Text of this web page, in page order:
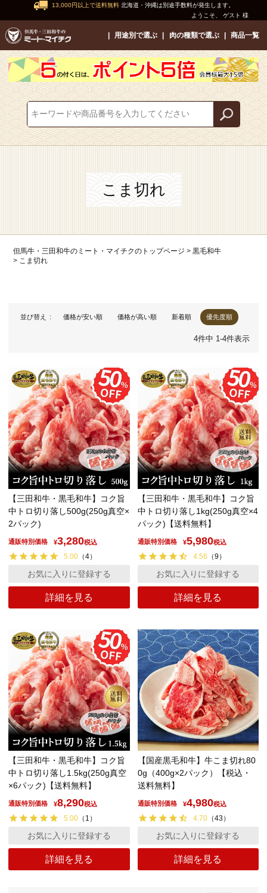
13,000円以上で送料無料 北海道・沖縄は別途手数料が発生します。
ようこそ、 ゲスト 様
用途別で選ぶ 肉の種類で選ぶ 商品一覧
こま切れ
但馬牛・三田和牛のミート・マイチクのトップページ
黒毛和牛
こま切れ
並び替え 価格が安い順 価格が高い順 新着順 優先度順
4件中 1-4件表示
【三田和牛・黒毛和牛】コク旨
中トロ切り落し500g(250g真空×
2パック)
通販特別価格 ¥3,280税込
5.00 （4）
詳細を見る
お気に入りに登録する
【三田和牛・黒毛和牛】コク旨
中トロ切り落し1kg(250g真空×4
パック)【送料無料】
通販特別価格 ¥5,980税込
4.56 （9 ）
詳細を見る
お気に入りに登録する
【三田和牛・黒毛和牛】コク旨
中トロ切り落し1.5kg(250g真空
×6パック)【送料無料】
通販特別価格 ¥8,290税込
5.00 （ 1 ）
詳細を見る
お気に入りに登録する
【国産黒毛和牛】牛こま切れ80
0g（400g×2パック）【税込・
送料無料】
通販特別価格 ¥4,980税込
4.70（43 ）
詳細を見る
お気に入りに登録する